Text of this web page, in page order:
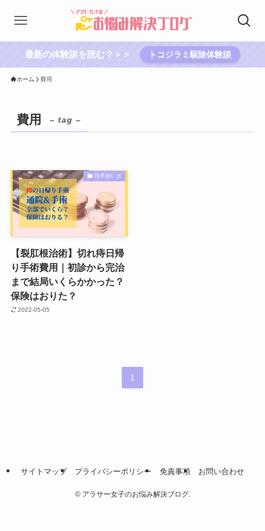
最新の体験談を読む？＞＞ トコジラミ駆除体験談
ホーム 費用
費用 – tag –
痔手術レポ
【裂肛根治術】切れ痔日帰
り手術費用｜初診から完治
まで結局いくらかかった？
保険はおりた？
2022-05-05
1
サイトマップ プライバシーポリシー 免責事項 お問い合わせ
©アラサー女子のお悩み解決ブログ.